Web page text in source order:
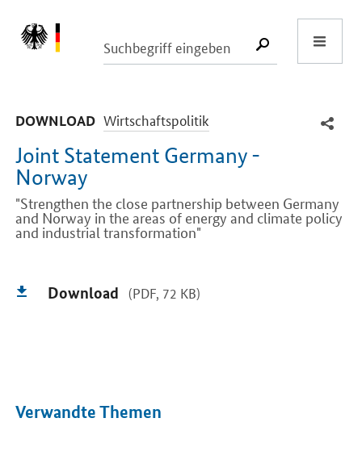
SUCHE
DOWNLOAD -
Wirtschaftspolitik
Joint Statement Germany -
Norway
"Strengthen the close partnership between Germany
and Norway in the areas of energy and climate policy
and industrial transformation"
Download (PDF, 72 KB)
Verwandte Themen